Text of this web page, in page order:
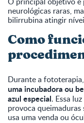
neurológicas raras,
bilirrubina atingir
Como
Durante a
uma incubadora ou
azul especial. Essa
provoca queimaduras
usa uma venda ou